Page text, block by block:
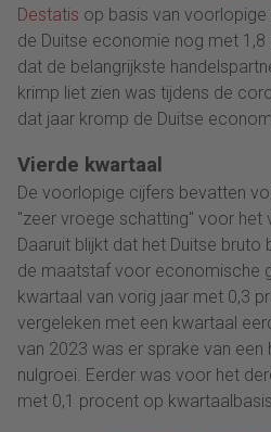
Destatis op basis van
de Duitse economie nog met
dat de belangrijkste
krimp liet zien was tijdens de
dat jaar kromp de Duitse
Vierde kwartaal
De voorlopige cijfers bevatten
"zeer vroege schatting" voor het
Daaruit blijkt dat het Duitse bruto
de maatstaf voor economische
kwartaal van vorig jaar met 0,3
vergeleken met een kwartaal
van 2023 was er sprake van
nulgroei. Eerder was voor het
met 0,1 procent op